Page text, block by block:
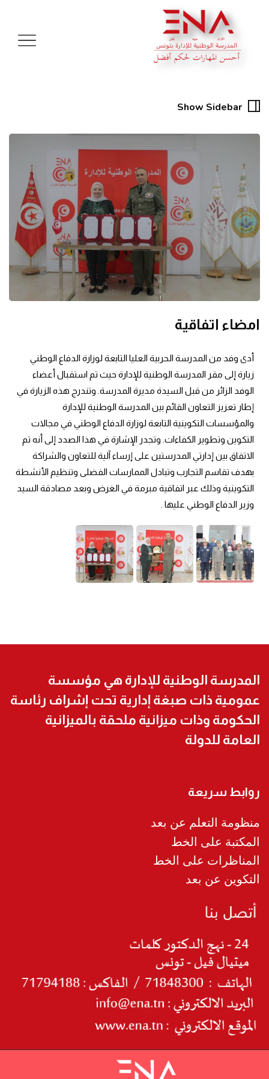
Show Sidebar
امضاء اتفاقية
أدى وفد من المدرسة الحربية العليا التابعة لوزارة الدفاع الوطني
زيارة إلى مقر المدرسة الوطنية للإدارة حيث تم استقبال أعضاء
الوفد الزائر من قبل السيدة مديرة المدرسة. وتندرج هذه الزيارة في
إطار تعزيز التعاون القائم بين المدرسة الوطنية للإدارة
والمؤسسات التكوينية التابعة لوزارة الدفاع الوطني في مجالات
التكوين وتطوير الكفاءات. وتجدر الإشارة في هذا الصدد إلى أنه تم
الاتفاق بين إدارتي المدرستين على إرساء آلية للتعاون والشراكة
بهدف تقاسم التجارب وتبادل الممارسات الفضلى وتنظيم الأنشطة
التكوينية وذلك عبر اتفاقية مبرمة في الغرض وبعد مصادقة السيد
وزير الدفاع الوطني عليها .
المدرسة الوطنية للإدارة هي مؤسسة
عمومية ذات صبغة إدارية تحت إشراف رئاسة
الحكومة وذات ميزانية ملحقة بالميزانية
العامة للدولة
روابط سريعة
منظومة التعلم عن بعد
المكتبة على الخط
المناظرات على الخط
التكوين عن بعد